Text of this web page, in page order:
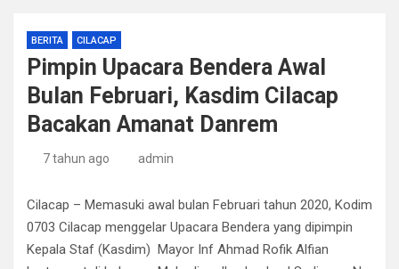
BERITA CILACAP
Pimpin Upacara Bendera Awal
Bulan Februari, Kasdim Cilacap
Bacakan Amanat Danrem
7 tahun ago admin
Cilacap – Memasuki awal bulan Februari tahun 2020, Kodim
0703 Cilacap menggelar Upacara Bendera yang dipimpin
Kepala Staf (Kasdim) Mayor Inf Ahmad Rofik Alfian